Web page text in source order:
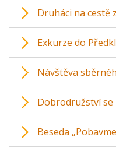
Druháci na cestě
Exkurze do
Návštěva
Dobrodružství se
Beseda